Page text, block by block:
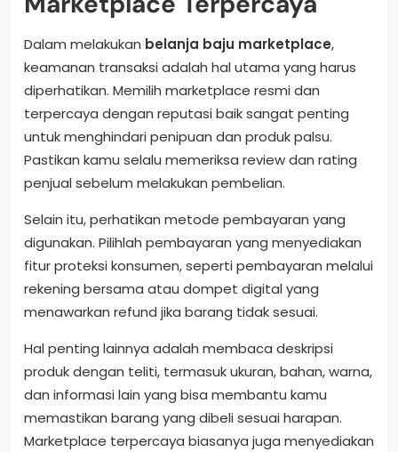
Dalam melakukan belanja baju marketplace,
keamanan transaksi adalah hal utama yang harus
diperhatikan. Memilih marketplace resmi dan
terpercaya dengan reputasi baik sangat penting
untuk menghindari penipuan dan produk palsu.
Pastikan kamu selalu memeriksa review dan rating
penjual sebelum melakukan pembelian.
Selain itu, perhatikan metode pembayaran yang
digunakan. Pilihlah pembayaran yang menyediakan
fitur proteksi konsumen, seperti pembayaran melalui
rekening bersama atau dompet digital yang
menawarkan refund jika barang tidak sesuai.
Hal penting lainnya adalah membaca deskripsi
produk dengan teliti, termasuk ukuran, bahan, warna,
dan informasi lain yang bisa membantu kamu
memastikan barang yang dibeli sesuai harapan.
Marketplace terpercaya biasanya juga menyediakan